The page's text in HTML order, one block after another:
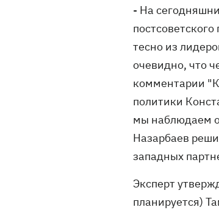
- На
тесно из
очевидно, что
комментарии
политики
мы наблюдаем
Назарбаев
западных
Эксперт
планируется)